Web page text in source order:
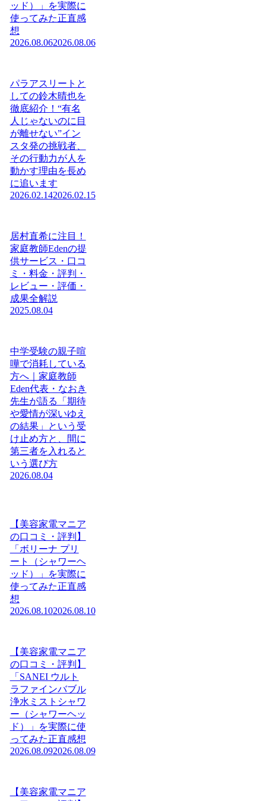
ッド）」を実際に
使ってみた正直感
想
2026.08.062026.08.06
パラアスリートと
しての鈴木晴也を
徹底紹介！“有名
人じゃないのに目
が離せない”イン
スタ発の挑戦者、
その行動力が人を
動かす理由を長め
に追います
2026.02.142026.02.15
居村直希に注目！
家庭教師Edenの提
供サービス・口コ
ミ・料金・評判・
レビュー・評価・
成果全解説
2025.08.04
中学受験の親子喧
嘩で消耗している
方へ｜家庭教師
Eden代表・なおき
先生が語る「期待
や愛情が深いゆえ
の結果」という受
け止め方と、間に
第三者を入れると
いう選び方
2026.08.04
【美容家電マニア
の口コミ・評判】
「ボリーナ プリ
ート（シャワーヘ
ッド）」を実際に
使ってみた正直感
想
2026.08.102026.08.10
【美容家電マニア
の口コミ・評判】
「SANEI ウルト
ラファインバブル
浄水ミストシャワ
ー（シャワーヘッ
ド）」を実際に使
ってみた正直感想
2026.08.092026.08.09
【美容家電マニア